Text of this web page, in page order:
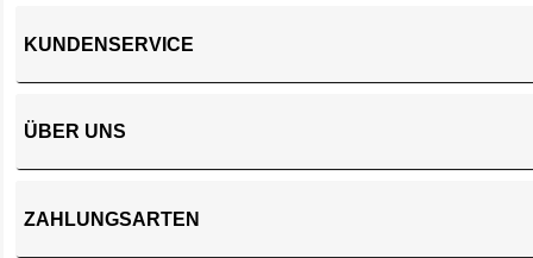
KUNDENSERVICE
ÜBER UNS
ZAHLUNGSARTEN